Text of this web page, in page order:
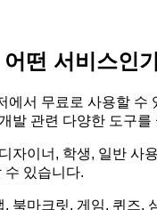
떤 서비스인
에서 무료로 사용할 수
발 관련 다양한 도구
자이너, 학생, 일반 사
수 있습니다.
, 북마크릿, 게임, 퀴즈,